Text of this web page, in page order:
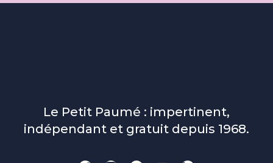
Le Petit Paumé : impertinent,
indépendant et gratuit depuis 1968.